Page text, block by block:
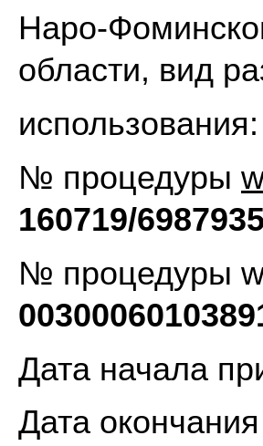
Наро-
области, вид
№ процедуры
160719/
№
Дата
Дата